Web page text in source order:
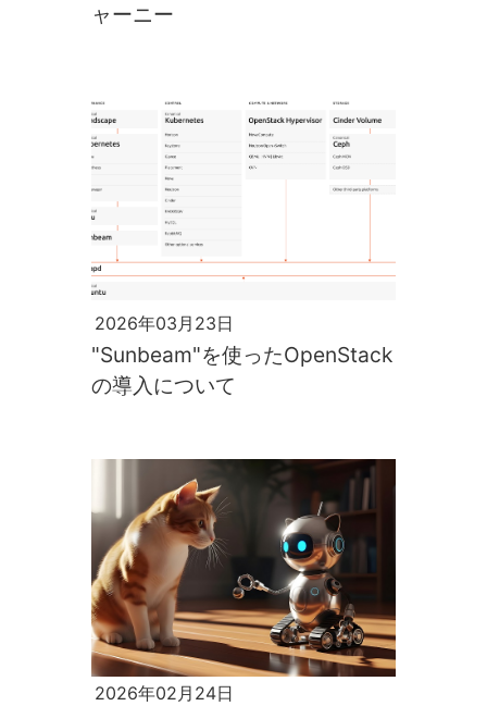
ャーニー
2026年03月23日
"Sunbeam"を使ったOpenStack
の導入について
2026年02月24日